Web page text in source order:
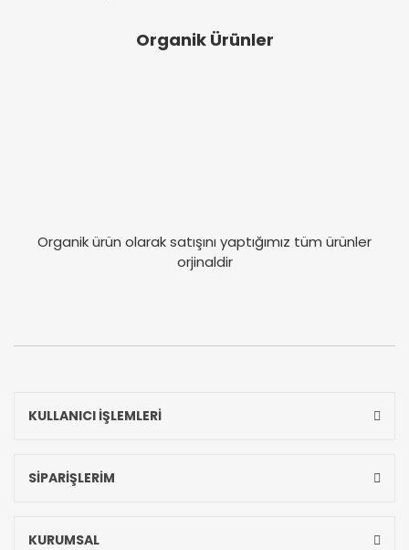
Organik Ürünler
Organik ürün olarak satışını yaptığımız tüm ürünler
orjinaldir
KULLANICI İŞLEMLERİ
SİPARİŞLERİM
KURUMSAL